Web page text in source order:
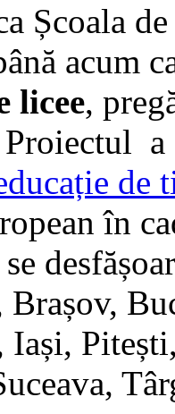
Școala
acum
licee,
Proiectul a
de
în